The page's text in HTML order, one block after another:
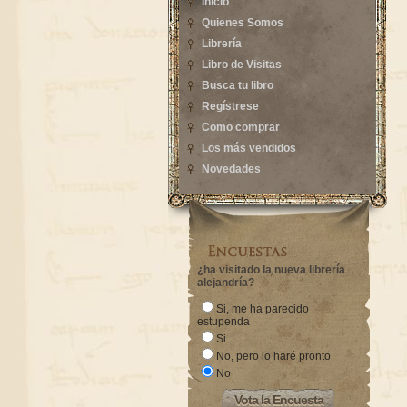
Quienes Somos
Librería
Libro de Visitas
Busca tu libro
Regístrese
Como comprar
Los más vendidos
Novedades
¿ha visitado la nueva librería
alejandría?
Si, me ha parecido
estupenda
Si
No, pero lo haré pronto
No
Vota la Encuesta
Vota la Encuesta